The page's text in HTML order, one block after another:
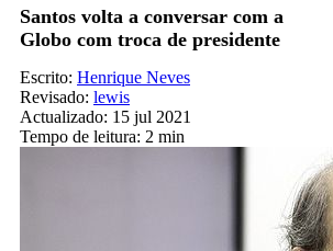
Santos volta a conversar com a
Globo com troca de presidente
Escrito: Henrique Neves
Revisado: lewis
Actualizado: 15 jul 2021
Tempo de leitura: 2 min